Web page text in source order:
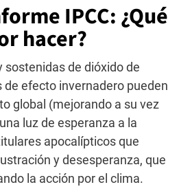
IPCC: ¿Qué
hacer?
sostenidas de dióxido de
de efecto invernadero pueden
global (mejorando a su vez
luz de esperanza a la
apocalípticos que
y desesperanza, que
la acción por el clima.